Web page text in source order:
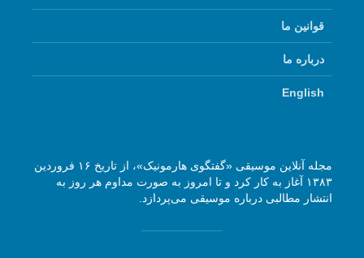
قوانین ما
درباره ما
English
مجله آنلاین موسیقی «گفتگوی هارمونیک»، از تاریخ ۱۶ فروردین
۱۳۸۳ آغاز به کار کرد و تا امروز به صورت مداوم هر روز به
انتشار مطالبی درباره موسیقی می‌پردازد.